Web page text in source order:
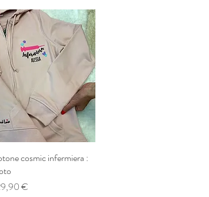
Vista rapida
cosmic infermiera :
€